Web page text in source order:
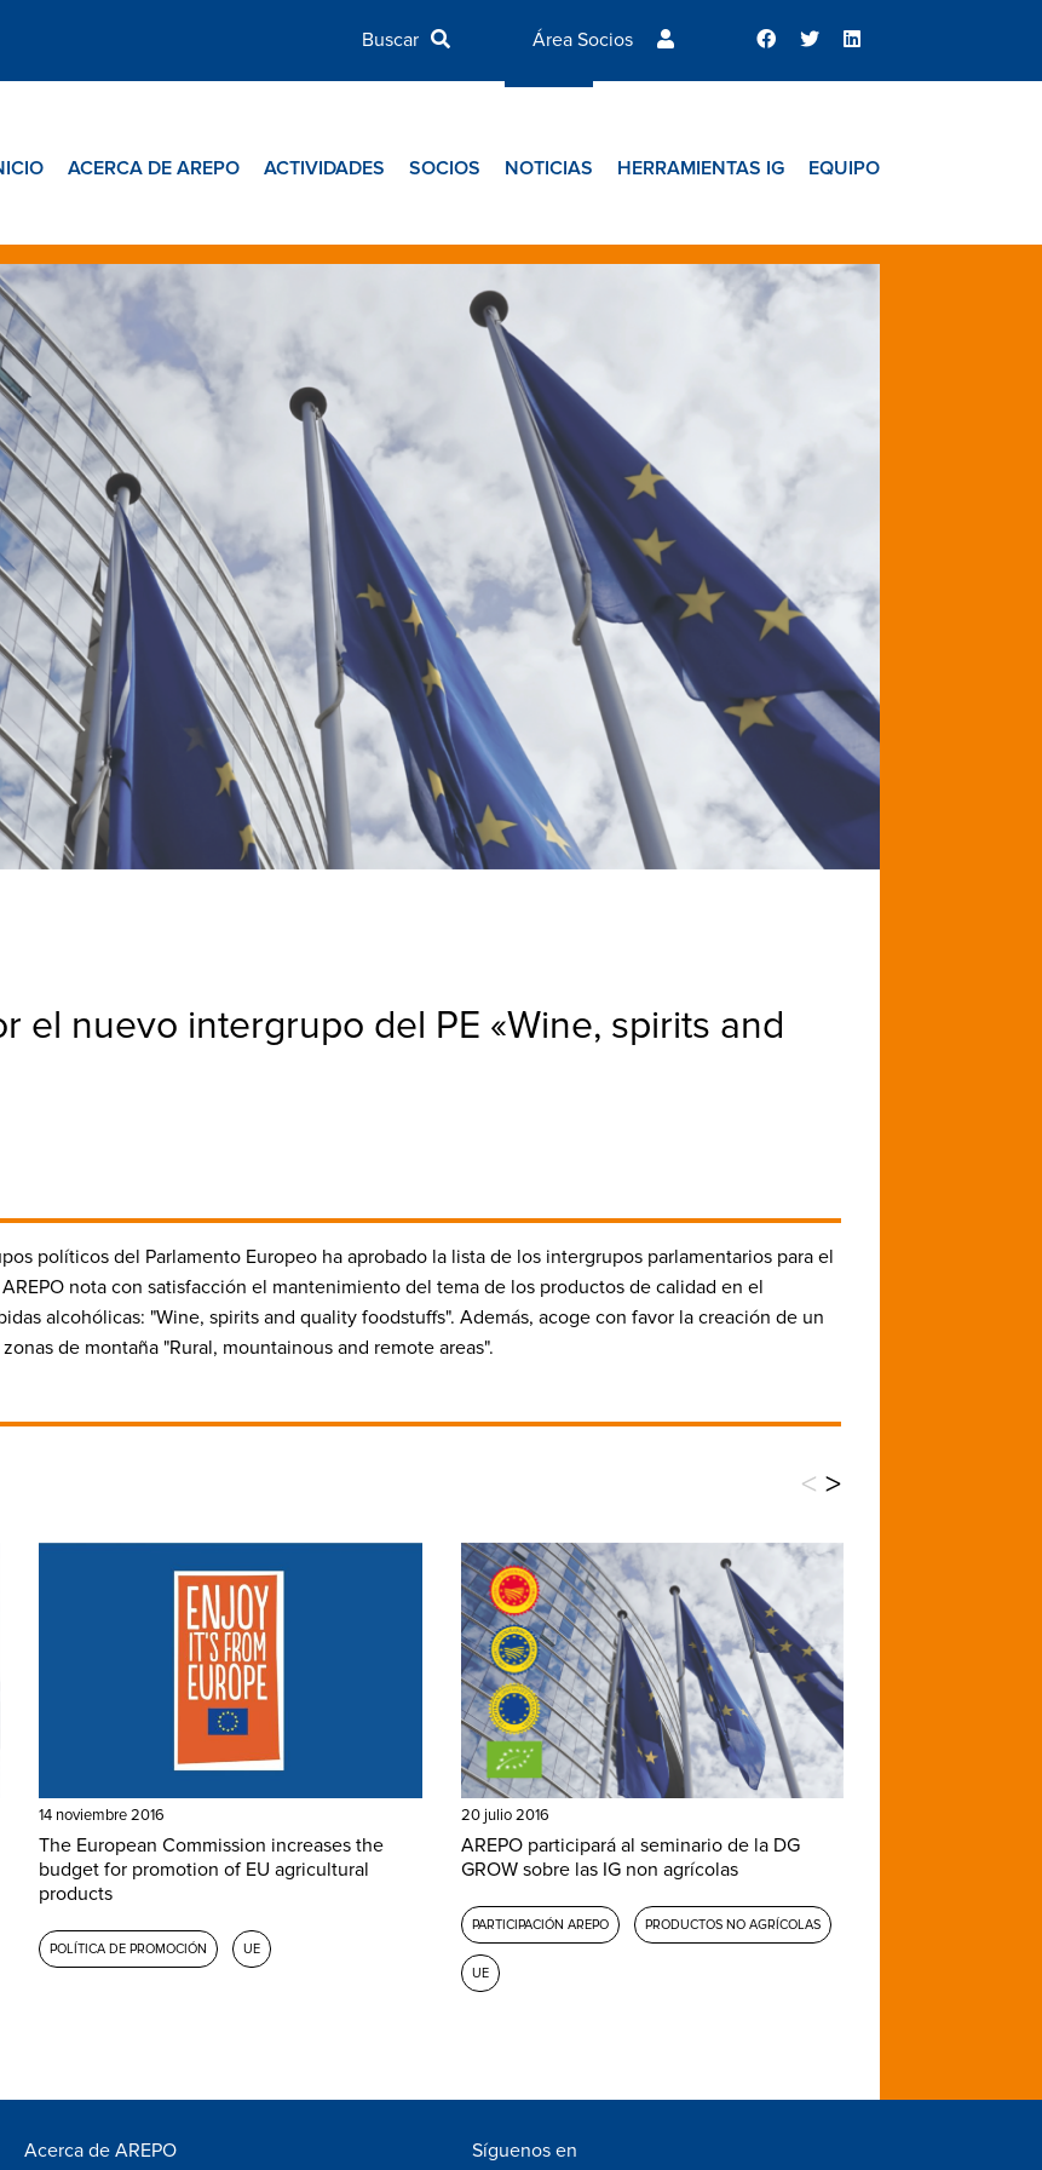
Área Socios
ACERCA DE AREPO ACTIVIDADES SOCIOS NOTICIAS HERRAMIENTAS IG EQUIPO
el nuevo intergrupo del PE «Wine, spirits and
políticos del Parlamento Europeo ha aprobado la lista de los intergrupos parlamentarios para el
nota con satisfacción el mantenimiento del tema de los productos de calidad en el
alcohólicas: "Wine, spirits and quality foodstuffs". Además, acoge con favor la creación de un
de montaña "Rural, mountainous and remote areas".
< >
14 noviembre 2016
The European Commission increases the
budget for promotion of EU agricultural
products
POLÍTICA DE PROMOCIÓN UE
20 julio 2016
AREPO participará al seminario de la DG
GROW sobre las IG non agrícolas
PARTICIPACIÓN AREPO PRODUCTOS NO AGRÍCOLAS
UE
Acerca de AREPO Síguenos en